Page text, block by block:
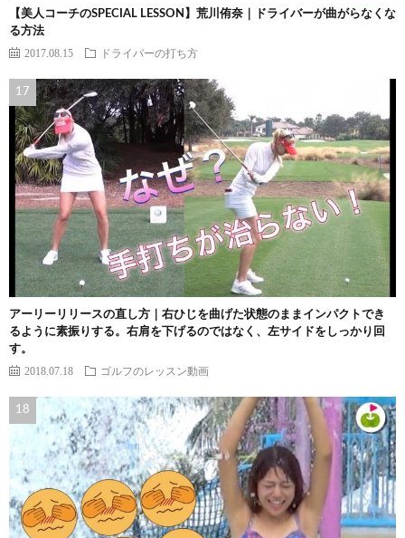
【美人コーチのSPECIAL LESSON】荒川侑奈｜ドライバーが曲がらなくな
る方法
2017.08.15 ドライバーの打ち方
アーリーリリースの直し方｜右ひじを曲げた状態のままインパクトでき
るように素振りする。右肩を下げるのではなく、左サイドをしっかり回
す。
2018.07.18 ゴルフのレッスン動画